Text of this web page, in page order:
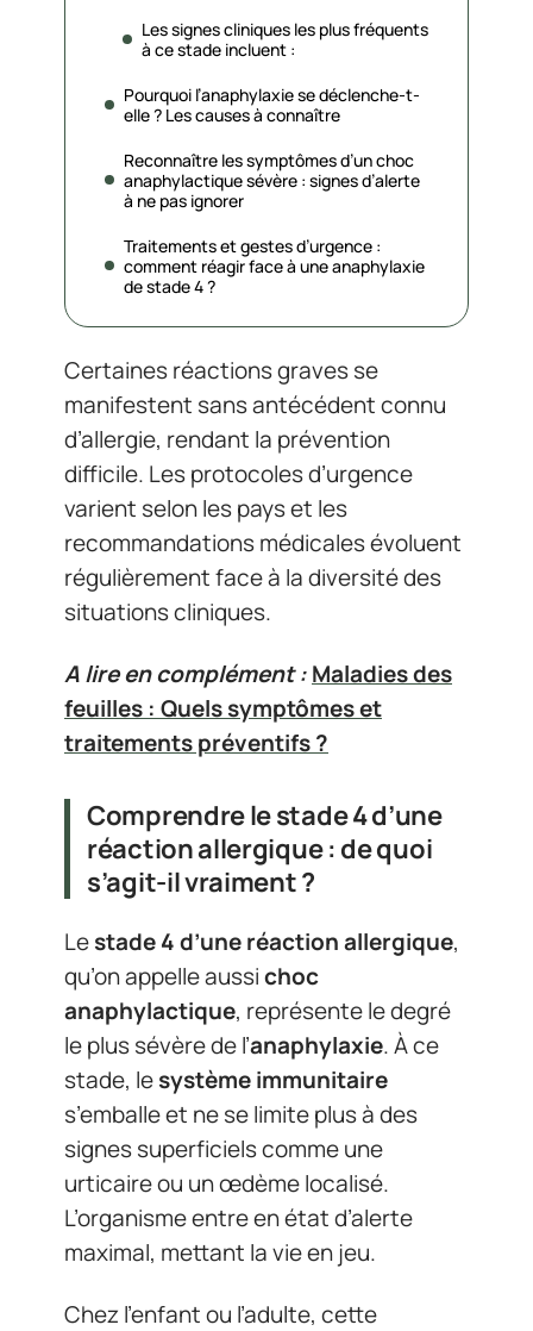
Les signes cliniques les plus fréquents
à ce stade incluent :
Pourquoi l’anaphylaxie se déclenche-t-
elle ? Les causes à connaître
Reconnaître les symptômes d’un choc
anaphylactique sévère : signes d’alerte
à ne pas ignorer
Traitements et gestes d’urgence :
comment réagir face à une anaphylaxie
de stade 4 ?
Certaines réactions graves se
manifestent sans antécédent connu
d’allergie, rendant la prévention
difficile. Les protocoles d’urgence
varient selon les pays et les
recommandations médicales évoluent
régulièrement face à la diversité des
situations cliniques.
A lire en complément :Maladies des
feuilles : Quels symptômes et
traitements préventifs ?
Comprendre le stade 4 d’une
réaction allergique : de quoi
s’agit-il vraiment ?
Lestade 4 d’une réaction allergique,
qu’on appelle aussichoc
anaphylactique, représente le degré
le plus sévère de l’anaphylaxie. À ce
stade, lesystème immunitaire
s’emballe et ne se limite plus à des
signes superficiels comme une
urticaire ou un œdème localisé.
L’organisme entre en état d’alerte
maximal, mettant la vie en jeu.
Chez l’enfant ou l’adulte, cette